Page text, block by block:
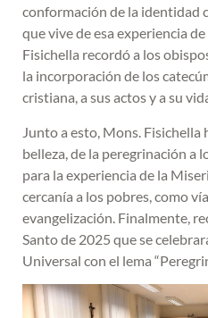
conformación de la identidad
que vive de esa experiencia
Fisichella recordó a los
la incorporación de los
cristiana, a sus actos y a su
Junto a esto, Mons.
belleza, de la peregrinación a
para la experiencia de la
cercanía a los pobres, como
evangelización. Finalmente,
Santo de 2025 que se
Universal con el lema